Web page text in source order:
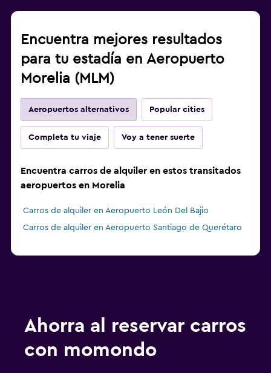
Encuentra mejores resultados
para tu estadía en Aeropuerto
Morelia (MLM)
Aeropuertos alternativos Popular cities
Completa tu viaje Voy a tener suerte
Encuentra carros de alquiler en estos transitados
aeropuertos en Morelia
Carros de alquiler en Aeropuerto León Del Bajio
Carros de alquiler en Aeropuerto Santiago de Querétaro
Ahorra al reservar carros
con momondo